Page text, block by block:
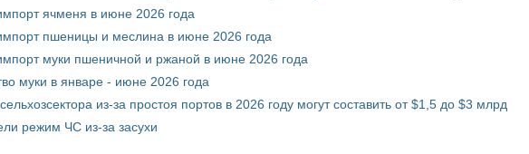
ячменя в июне 2026 года
пшеницы и меслина в июне 2026 года
муки пшеничной и ржаной в июне 2026 года
муки в январе - июне 2026 года
из-за простоя портов в 2026 году могут составить от $1,5 до $3 млрд
режим ЧС из-за засухи